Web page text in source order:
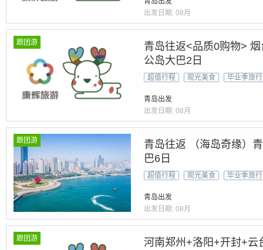
出发日期: 08月
跟团游
青岛往返<品质0购物>
公岛大巴2日
超值行程 观光美食 毕业季旅行
青岛出发
出发日期: 08月
跟团游
青岛往返 （海岛奇缘）
巴6日
超值行程 观光美食 毕业季旅行
青岛出发
出发日期: 08月
跟团游
河南郑州+洛阳+开封+云